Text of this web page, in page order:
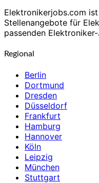
Elektronikerjobs.com
Stellenangebote für
passenden
Regional
Berlin
Dortmund
Dresden
Düsseldorf
Frankfurt
Hamburg
Hannover
Köln
Leipzig
München
Stuttgart